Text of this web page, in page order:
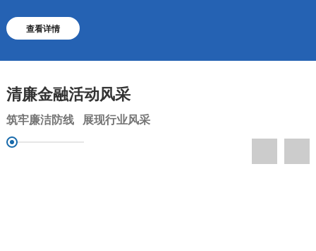
查看详情
清廉金融活动风采
筑牢廉洁防线 展现行业风采